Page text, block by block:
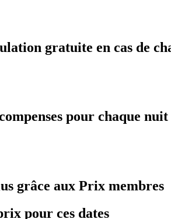
gratuite en cas de
pour chaque
grâce aux Prix membres
pour ces dates